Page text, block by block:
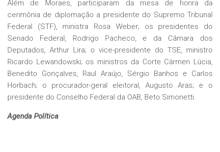
Além de Moraes, participaram da mesa de honra da
cerimônia de diplomação a presidente do Supremo Tribunal
Federal (STF), ministra Rosa Weber; os presidentes do
Senado Federal, Rodrigo Pacheco, e da Câmara dos
Deputados, Arthur Lira; o vice-presidente do TSE, ministro
Ricardo Lewandowski; os ministros da Corte Cármen Lúcia,
Benedito Gonçalves, Raul Araújo, Sérgio Banhos e Carlos
Horbach; o procurador-geral eleitoral, Augusto Aras; e o
presidente do Conselho Federal da OAB, Beto Simonetti.
Agenda Política